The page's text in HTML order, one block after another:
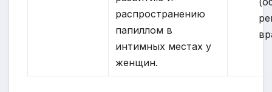
распространению
папиллом в
интимных местах у
женщин.